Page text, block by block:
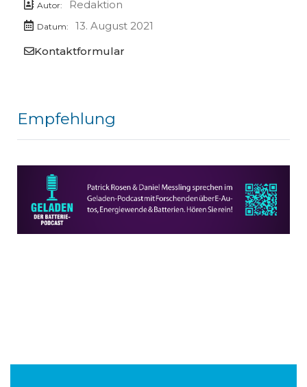
Autor: Redaktion
Datum:
13. August 2021
Kontaktformular
Empfehlung